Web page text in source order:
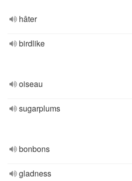
hâter
birdlike
oiseau
sugarplums
bonbons
gladness